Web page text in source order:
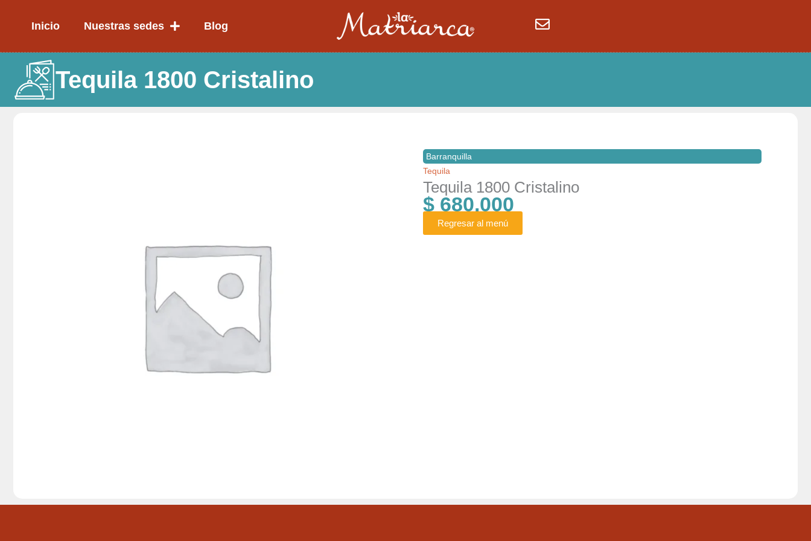
Inicio Nuestras sedes Blog
Tequila 1800 Cristalino
Barranquilla
Tequila
Tequila 1800 Cristalino
$ 680.000
Regresar al menú